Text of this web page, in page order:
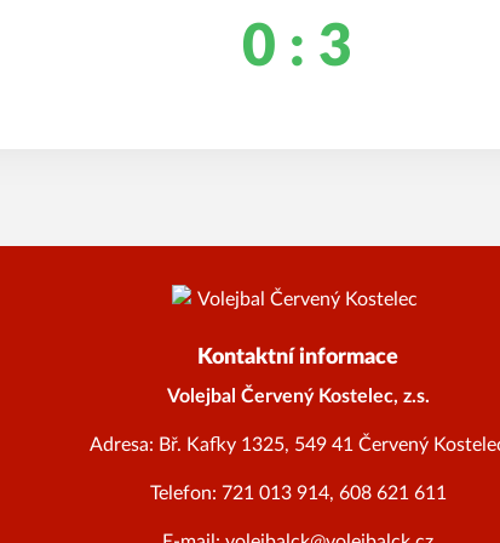
0 : 3
Kontaktní informace
Volejbal Červený Kostelec, z.s.
Adresa: Bř. Kafky 1325, 549 41 Červený
Telefon: 721 013 914, 608 621 611